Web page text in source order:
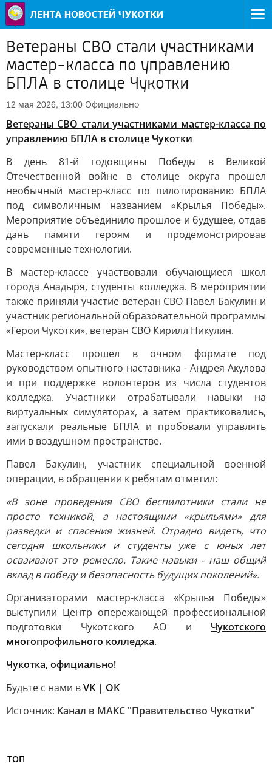
Ветераны СВО стали участниками
мастер-класса по управлению
БПЛА в столице Чукотки
12 мая 2026, 13:00 Официально
Ветераны СВО стали участниками мастер-класса по
управлению БПЛА в столице Чукотки
В день 81-й годовщины Победы в Великой
Отечественной войне в столице округа прошел
необычный мастер-класс по пилотированию БПЛА
под символичным названием «Крылья Победы».
Мероприятие объединило прошлое и будущее, отдав
дань памяти героям и продемонстрировав
современные технологии.
В мастер-классе участвовали обучающиеся школ
города Анадыря, студенты колледжа. В мероприятии
также приняли участие ветеран СВО Павел Бакулин и
участник региональной образовательной программы
«Герои Чукотки», ветеран СВО Кирилл Никулин.
Мастер-класс прошел в очном формате под
руководством опытного наставника - Андрея Акулова
и при поддержке волонтеров из числа студентов
колледжа. Участники отрабатывали навыки на
виртуальных симуляторах, а затем практиковались,
запускали реальные БПЛА и пробовали управлять
ими в воздушном пространстве.
Павел Бакулин, участник специальной военной
операции, в обращении к ребятам отметил:
«В зоне проведения СВО беспилотники стали не
просто техникой, а настоящими «крыльями» для
разведки и спасения жизней. Отрадно видеть, что
сегодня школьники и студенты уже с юных лет
осваивают это ремесло. Такие навыки - наш общий
вклад в победу и безопасность будущих поколений».
Организаторами мастер-класса «Крылья Победы»
выступили Центр опережающей профессиональной
подготовки Чукотского АО и Чукотского
многопрофильного колледжа.
Чукотка, официально!
Будьте с нами вVK | OK
Источник: Канал в МАКС "Правительство Чукотки"
ТОП